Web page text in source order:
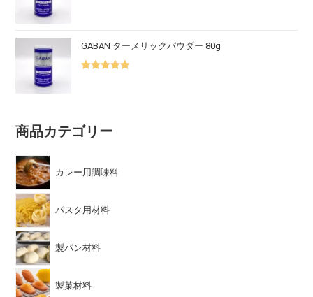
GABAN ターメリックパウダー 80g
商品カテゴリー
カレー用調味料
パスタ用材料
製パン材料
製菓材料